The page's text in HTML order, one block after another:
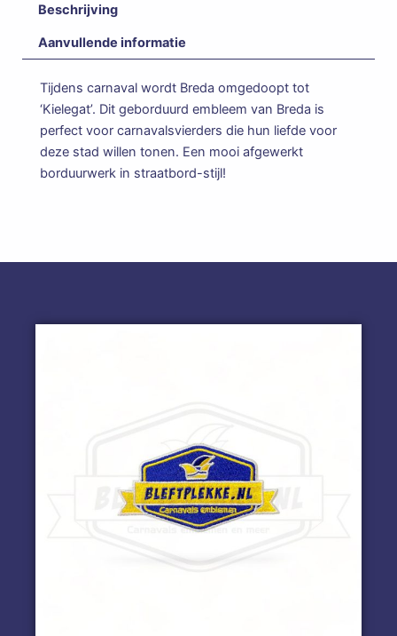
Beschrijving
Aanvullende informatie
Tijdens carnaval wordt Breda omgedoopt tot
‘Kielegat’. Dit geborduurd embleem van Breda is
perfect voor carnavalsvierders die hun liefde voor
deze stad willen tonen. Een mooi afgewerkt
borduurwerk in straatbord-stijl!